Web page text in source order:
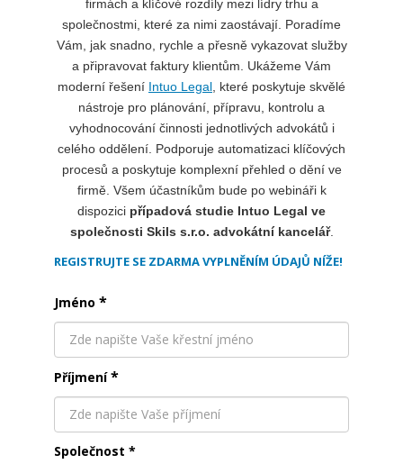
firmách a klíčové rozdíly mezi lídry trhu a
společnostmi, které za nimi zaostávají. Poradíme
Vám, jak snadno, rychle a přesně vykazovat služby
a připravovat faktury klientům. Ukážeme Vám
moderní řešení Intuo Legal, které poskytuje skvělé
nástroje pro plánování, přípravu, kontrolu a
vyhodnocování činnosti jednotlivých advokátů i
celého oddělení. Podporuje automatizaci klíčových
procesů a poskytuje komplexní přehled o dění ve
firmě. Všem účastníkům bude po webináři k
dispozici případová studie Intuo Legal ve
společnosti Skils s.r.o. advokátní kancelář.
REGISTRUJTE SE ZDARMA VYPLNĚNÍM ÚDAJŮ NÍŽE!
Jméno *
Příjmení *
Společnost *